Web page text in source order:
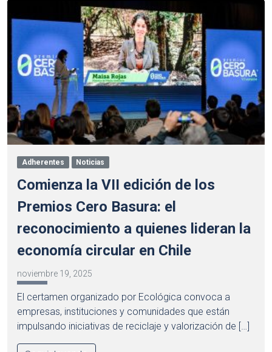
Adherentes Noticias
Comienza la VII edición de los
Premios Cero Basura: el
reconocimiento a quienes lideran la
economía circular en Chile
noviembre 19, 2025
El certamen organizado por Ecológica convoca a
empresas, instituciones y comunidades que están
impulsando iniciativas de reciclaje y valorización de […]